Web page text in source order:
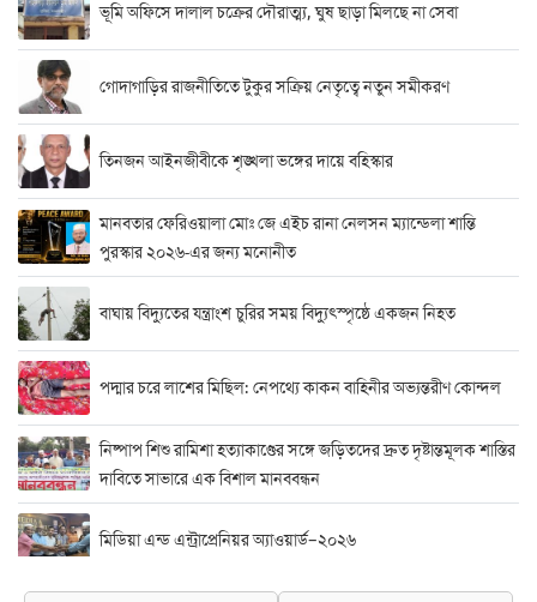
ভূমি অফিসে দালাল চক্রের দৌরাত্ম্য, ঘুষ ছাড়া মিলছে না সেবা
গোদাগাড়ির রাজনীতিতে টুকুর সক্রিয় নেতৃত্বে নতুন সমীকরণ
তিনজন আইনজীবীকে শৃঙ্খলা ভঙ্গের দায়ে বহিস্কার
মানবতার ফেরিওয়ালা মোঃ জে এইচ রানা নেলসন ম্যান্ডেলা শান্তি
পুরস্কার ২০২৬-এর জন্য মনোনীত
বাঘায় বিদ্যুতের যন্ত্রাংশ চুরির সময় বিদ্যুৎস্পৃষ্ঠে একজন নিহত
পদ্মার চরে লাশের মিছিল: নেপথ্যে কাকন বাহিনীর অভ্যন্তরীণ কোন্দল
নিষ্পাপ শিশু রামিশা হত্যাকাণ্ডের সঙ্গে জড়িতদের দ্রুত দৃষ্টান্তমূলক শাস্তির
দাবিতে সাভারে এক বিশাল মানববন্ধন
মিডিয়া এন্ড এন্ট্রাপ্রেনিয়র অ্যাওয়ার্ড–২০২৬